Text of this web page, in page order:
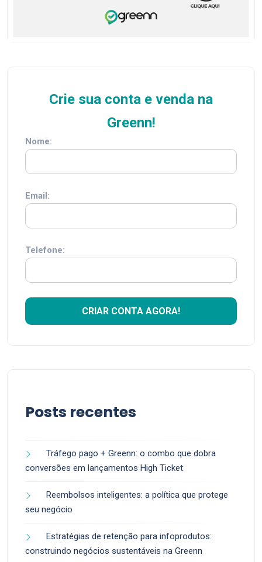
Crie sua conta e venda na
Greenn!
Nome:
Email:
Telefone:
Posts recentes
Tráfego pago + Greenn: o combo que dobra
conversões em lançamentos High Ticket
Reembolsos inteligentes: a política que protege
seu negócio
Estratégias de retenção para infoprodutos:
construindo negócios sustentáveis na Greenn